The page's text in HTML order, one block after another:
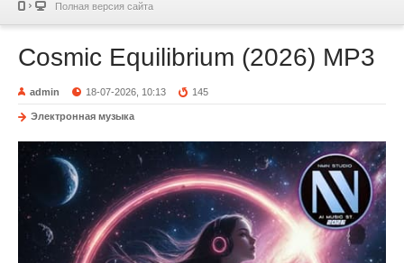
Полная версия сайта
Cosmic Equilibrium (2026) MP3
admin 18-07-2026, 10:13 145
Электронная музыка